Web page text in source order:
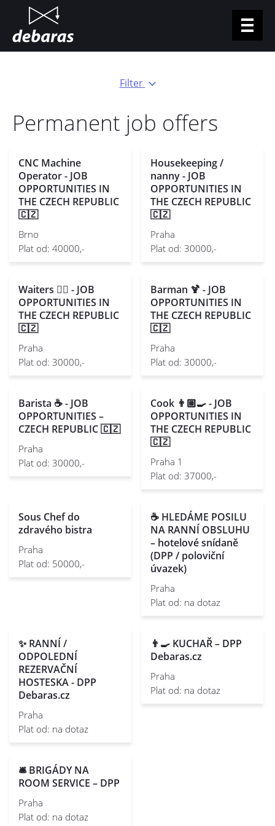
Vacancies
Contacts
Log in
EN
Filter
Permanent job offers
CNC Machine
Operator - JOB
OPPORTUNITIES IN
THE CZECH REPUBLIC
🇨🇿
Brno
Plat od: 40000,-
Housekeeping /
nanny - JOB
OPPORTUNITIES IN
THE CZECH REPUBLIC
🇨🇿
Praha
Plat od: 30000,-
Waiters 🤵‍♂️ - JOB
OPPORTUNITIES IN
THE CZECH REPUBLIC
🇨🇿
Praha
Plat od: 30000,-
Barman 🍹 - JOB
OPPORTUNITIES IN
THE CZECH REPUBLIC
🇨🇿
Praha
Plat od: 30000,-
Barista ☕️ - JOB
OPPORTUNITIES –
CZECH REPUBLIC 🇨🇿
Praha
Plat od: 30000,-
Cook 👨🏼‍🍳 - JOB
OPPORTUNITIES IN
THE CZECH REPUBLIC
🇨🇿
Praha 1
Plat od: 37000,-
Sous Chef do
zdravého bistra
Praha
Plat od: 50000,-
☕ HLEDÁME POSILU
NA RANNÍ OBSLUHU
– hotelové snídaně
(DPP / poloviční
úvazek)
Praha
Plat od: na dotaz
✨ RANNÍ /
ODPOLEDNÍ
REZERVAČNÍ
HOSTESKA - DPP
Debaras.cz
Praha
Plat od: na dotaz
👨‍🍳 KUCHAŘ – DPP
Debaras.cz
Praha
Plat od: na dotaz
🛎️ BRIGÁDY NA
ROOM SERVICE – DPP
Praha
Plat od: na dotaz